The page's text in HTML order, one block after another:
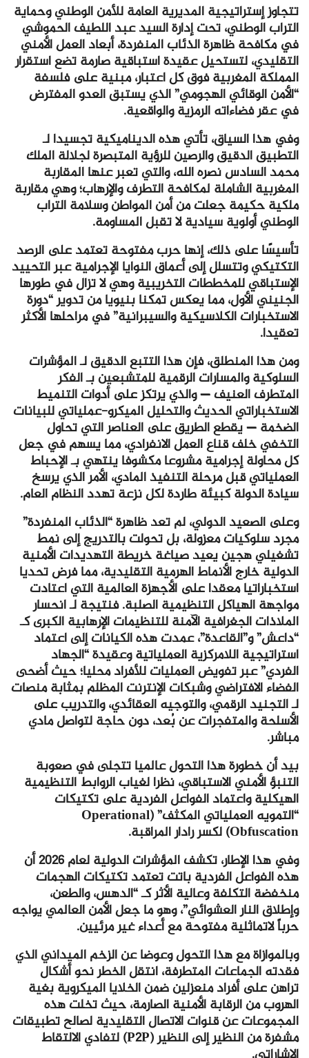
تتجاوز إستراتيجية المديرية العامة للأمن الوطني وحماية
التراب الوطني، تحت إدارة السيد عبد اللطيف الحموشي
في مكافحة ظاهرة الذئاب المنفردة، أبعاد العمل الأمني
التقليدي، لتستحيل عقيدة استباقية صارمة تضع استقرار
المملكة المغربية فوق كل اعتبار، مبنية على فلسفة
“الأمن الوقائي الهجومي” الذي يستبق العدو المفترض
في عقر فضاءاته الرمزية والواقعية.
وفي هذا السياق، تأتي هذه الديناميكية تجسيدا لـ
التطبيق الدقيق والرصين للرؤية المتبصرة لجلالة الملك
محمد السادس نصره الله، والتي تعبر عنها المقاربة
المغربية الشاملة لمكافحة التطرف والإرهاب؛ وهي مقاربة
ملكية حكيمة جعلت من أمن المواطن وسلامة التراب
الوطني أولوية سيادية لا تقبل المساومة.
تأسيسًا على ذلك، إنها حرب مفتوحة تعتمد على الرصد
التكتيكي وتتسلل إلى أعماق النوايا الإجرامية عبر التحييد
الإستباقي للمخططات التخريبية وهي لا تزال في طورها
الجنيني الأول، مما يعكس تمكنا بنيويا من تدوير “دورة
الاستخبارات الكلاسيكية والسيبرانية” في مراحلها الأكثر
تعقيدا.
ومن هذا المنطلق، فإن هذا التتبع الدقيق لـ المؤشرات
السلوكية والمسارات الرقمية للمتشبعين بـ الفكر
المتطرف العنيف — والذي يرتكز على أدوات التنميط
الاستخباراتي الحديث والتحليل الميكرو-عملياتي للبيانات
الضخمة — يقطع الطريق على العناصر التي تحاول
التخفي خلف قناع العمل الانفرادي، مما يسهم في جعل
كل محاولة إجرامية مشروعا مكشوفا ينتهي بـ الإحباط
العملياتي قبل مرحلة التنفيذ المادي، الأمر الذي يرسخ
سيادة الدولة كبيئة طاردة لكل نزعة تهدد النظام العام.
وعلى الصعيد الدولي، لم تعد ظاهرة “الذئاب المنفردة”
مجرد سلوكيات معزولة، بل تحولت بالتدريج إلى نمط
تشغيلي هجين يعيد صياغة خريطة التهديدات الأمنية
الدولية خارج الأنماط الهرمية التقليدية، مما فرض تحديا
استخباراتيا معقدا على الأجهزة العالمية التي اعتادت
مواجهة الهياكل التنظيمية الصلبة. فنتيجة لـ انحسار
الملاذات الجغرافية الآمنة للتنظيمات الإرهابية الكبرى كـ
“داعش” و”القاعدة”، عمدت هذه الكيانات إلى اعتماد
استراتيجية اللامركزية العملياتية وعقيدة “الجهاد
الفردي” عبر تفويض العمليات للأفراد محليا؛ حيث أضحى
الفضاء الافتراضي وشبكات الإنترنت المظلم بمثابة منصات
لـ التجنيد الرقمي، والتوجيه العقائدي، والتدريب على
الأسلحة والمتفجرات عن بُعد، دون حاجة لتواصل مادي
مباشر.
بيد أن خطورة هذا التحول عالميا تتجلى في صعوبة
التنبؤ الأمني الاستباقي، نظرا لغياب الروابط التنظيمية
الهيكلية واعتماد الفواعل الفردية على تكتيكات
“التمويه العملياتي المكثف” (Operational
Obfuscation) لكسر رادار المراقبة.
وفي هذا الإطار، تكشف المؤشرات الدولية لعام 2026 أن
هذه الفواعل الفردية باتت تعتمد تكتيكات الهجمات
منخفضة التكلفة وعالية الأثر كـ “الدهس، والطعن،
وإطلاق النار العشوائي”، وهو ما جعل الأمن العالمي يواجه
حرباً لاتماثلية مفتوحة مع أعداء غير مرئيين.
وبالموازاة مع هذا التحول وعوضا عن الزخم الميداني الذي
فقدته الجماعات المتطرفة، انتقل الخطر نحو أشكال
تراهن على أفراد منعزلين ضمن الخلايا الميكروية بغية
الهروب من الرقابة الأمنية الصارمة، حيث تخلت هذه
المجموعات عن قنوات الاتصال التقليدية لصالح تطبيقات
مشفرة من النظير إلى النظير (P2P) لتفادي الالتقاط